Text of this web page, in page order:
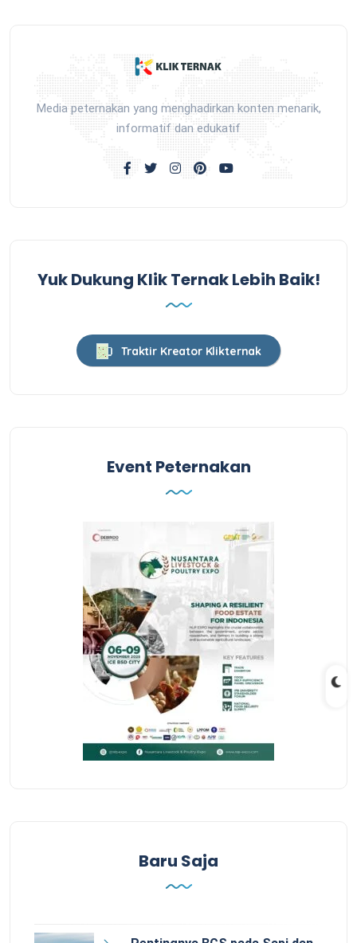
Media peternakan yang menghadirkan konten menarik,
informatif dan edukatif
Yuk Dukung Klik Ternak Lebih Baik!
Traktir Kreator Klikternak
Event Peternakan
Baru Saja